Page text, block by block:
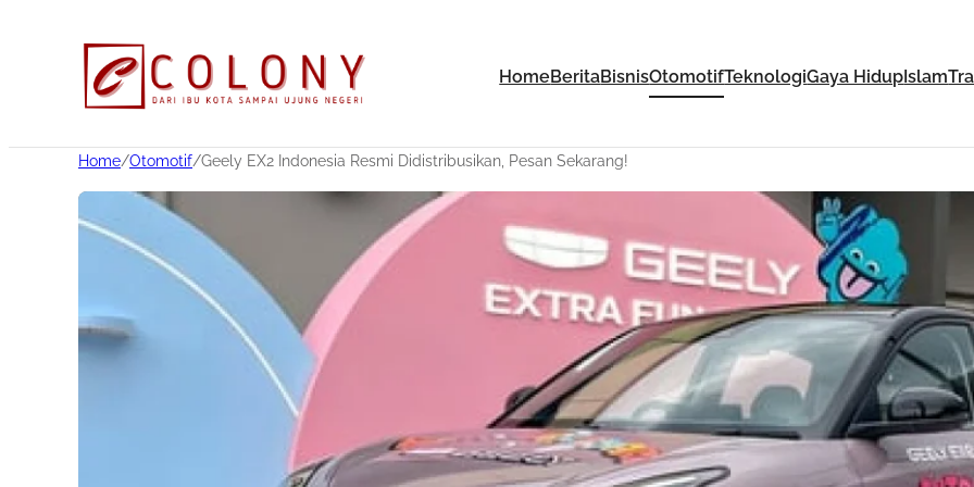
HomeBeritaBisnisOtomotifTeknologiGaya Hidup Islam
Home/Otomotif/Geely EX2 Indonesia Resmi Didistribusikan, Pesan Sekarang!